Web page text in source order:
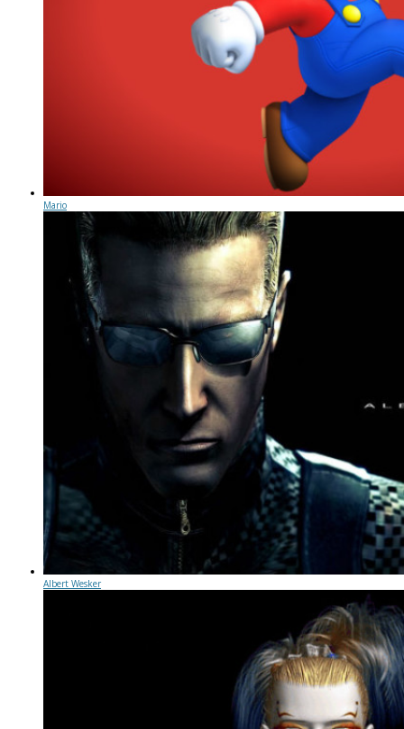
Mario
Albert Wesker